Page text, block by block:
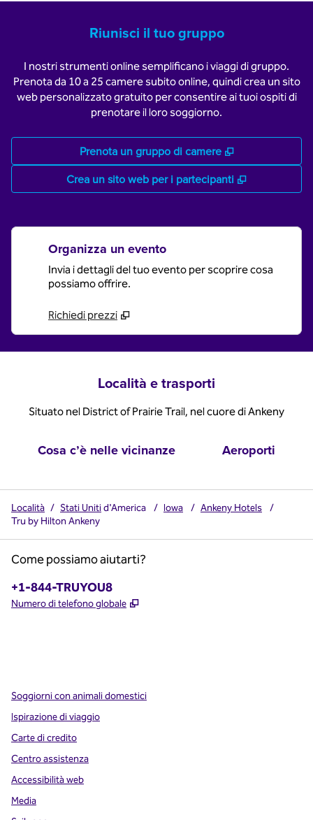
Riunisci il tuo gruppo
I nostri strumenti online semplificano i viaggi di gruppo.
Prenota da 10 a 25 camere subito online, quindi crea un sito
web personalizzato gratuito per consentire ai tuoi ospiti di
prenotare il loro soggiorno.
Prenota un gruppo di camere ,
Crea un sito web per i partecipanti
,
Organizza un evento
Invia i dettagli del tuo evento per scoprire cosa
possiamo offrire.
Richiedi prezzi
Località e trasporti
Situato nel District of Prairie Trail, nel cuore di Ankeny
Cosa c’è nelle vicinanze Aeroporti
Località / Stati Unitid'America / Iowa / Ankeny Hotels
/
Tru by Hilton Ankeny
Come possiamo aiutarti?
Telefono:
+1-844-TRUYOU8
Numero di telefono globale ,
Soggiorni con animali domestici
Ispirazione di viaggio
Carte di credito
Centro assistenza
Accessibilità web
Media